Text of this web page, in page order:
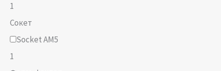
1
Сокет
Socket AM5
1